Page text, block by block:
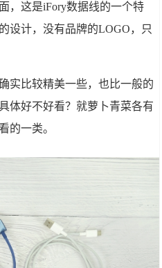
，这是iFory数据线的一个特
设计，没有品牌的LOGO，只
实比较精美一些，也比一般的
体好不好看？就萝卜青菜各有
的一类。